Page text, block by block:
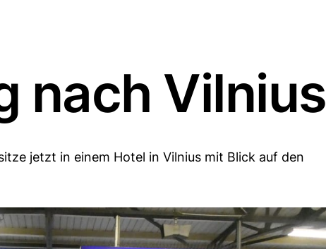
nach Vilnius
jetzt in einem Hotel in Vilnius mit Blick auf den